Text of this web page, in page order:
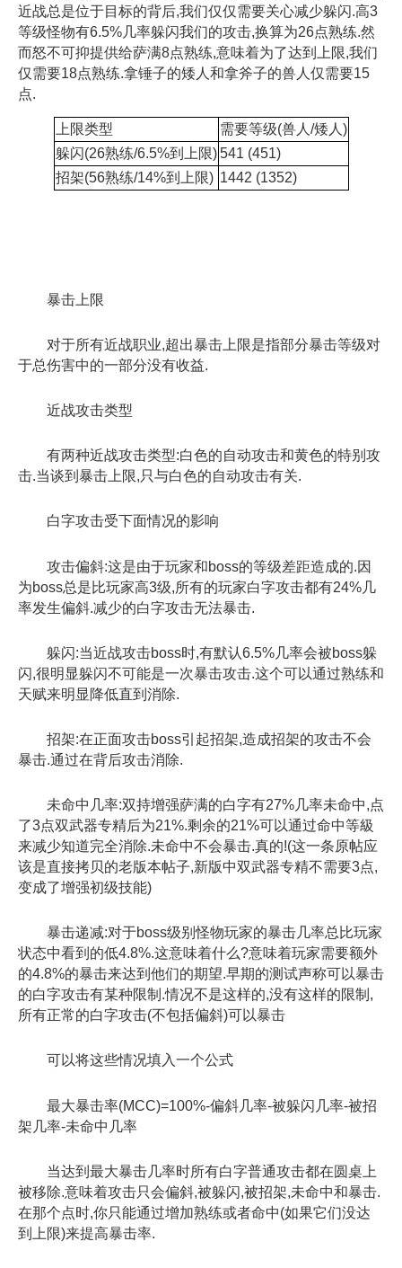
近战总是位于目标的背后,我们仅仅需要关心减少躲闪.高3
等级怪物有6.5%几率躲闪我们的攻击,换算为26点熟练.然
而怒不可抑提供给萨满8点熟练,意味着为了达到上限,我们
仅需要18点熟练.拿锤子的矮人和拿斧子的兽人仅需要15
点.
上限类型
需要等级(兽人/矮人)
躲闪(26熟练/6.5%到上限) 541 (451)
招架(56熟练/14%到上限) 1442 (1352)
暴击上限
对于所有近战职业,超出暴击上限是指部分暴击等级对
于总伤害中的一部分没有收益.
近战攻击类型
有两种近战攻击类型:白色的自动攻击和黄色的特别攻
击.当谈到暴击上限,只与白色的自动攻击有关.
白字攻击受下面情况的影响
攻击偏斜:这是由于玩家和boss的等级差距造成的.因
为boss总是比玩家高3级,所有的玩家白字攻击都有24%几
率发生偏斜.减少的白字攻击无法暴击.
躲闪:当近战攻击boss时,有默认6.5%几率会被boss躲
闪,很明显躲闪不可能是一次暴击攻击.这个可以通过熟练和
天赋来明显降低直到消除.
招架:在正面攻击boss引起招架,造成招架的攻击不会
暴击.通过在背后攻击消除.
未命中几率:双持增强萨满的白字有27%几率未命中,点
了3点双武器专精后为21%.剩余的21%可以通过命中等級
来减少知道完全消除.未命中不会暴击.真的!(这一条原帖应
该是直接拷贝的老版本帖子,新版中双武器专精不需要3点,
变成了增强初级技能)
暴击递减:对于boss级别怪物玩家的暴击几率总比玩家
状态中看到的低4.8%.这意味着什么?意味着玩家需要额外
的4.8%的暴击来达到他们的期望.早期的测试声称可以暴击
的白字攻击有某种限制.情况不是这样的,没有这样的限制,
所有正常的白字攻击(不包括偏斜)可以暴击
可以将这些情况填入一个公式
最大暴击率(MCC)=100%-偏斜几率-被躲闪几率-被招
架几率-未命中几率
当达到最大暴击几率时所有白字普通攻击都在圆桌上
被移除.意味着攻击只会偏斜,被躲闪,被招架,未命中和暴击.
在那个点时,你只能通过增加熟练或者命中(如果它们没达
到上限)来提高暴击率.